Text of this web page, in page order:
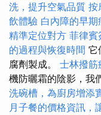
洗，提升空氣品質 按
飲體驗 白內障的早
精準定位對方 菲律賓
的過程與恢復時間 它
腐劑製成。 士林撥筋
機防曬霜的陰影，我
洗碗槽，為廚房增添
月子餐的價格資訊，